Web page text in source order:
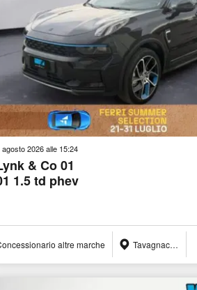
agosto 2026 alle 15:24
& Co 01
1.5 td phev
altre marche Tavagnacco (UD)